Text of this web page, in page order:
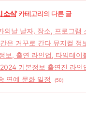
소식' 카테고리의 다른 글
의날 날자, 장소, 프로그램
은 거꾸로 간다 뮤지컬 정
보, 출연 라인업, 타임테이
기본정보 출연진 라인
연예 문화 일정 (58)